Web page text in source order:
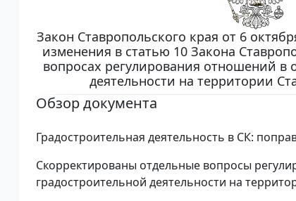
Закон Ставропольского края от 6
изменения в статью 10 Закона
вопросах регулирования отношений в
деятельности на территории
Обзор документа
Градостроительная деятельность в СК:
Скорректированы отдельные вопросы
градостроительной деятельности на